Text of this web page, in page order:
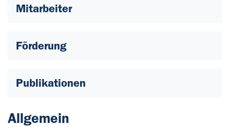
Mitarbeiter
Förderung
Publikationen
Allgemein